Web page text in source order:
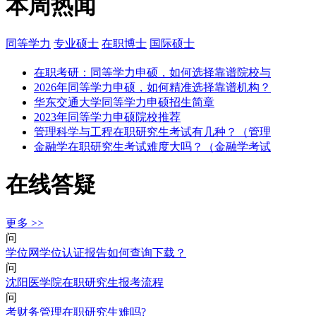
本周热闻
同等学力 专业硕士 在职博士 国际硕士
在职考研：同等学力申硕，如何选择靠谱院校与
2026年同等学力申硕，如何精准选择靠谱机构？
华东交通大学同等学力申硕招生简章
2023年同等学力申硕院校推荐
管理科学与工程在职研究生考试有几种？（管理
金融学在职研究生考试难度大吗？（金融学考试
在线答疑
更多 >>
问
学位网学位认证报告如何查询下载？
问
沈阳医学院在职研究生报考流程
问
考财务管理在职研究生难吗?